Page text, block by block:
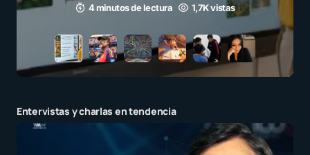
3 minutos de lectura 1,1K vistas
Entervistas y charlas en tendencia